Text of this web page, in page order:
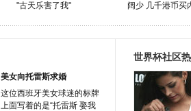
"古天乐害了我"
阔少 几千港币买
美女向托雷斯求婚
这位西班牙美女球迷的标牌
上面写着的是“托雷斯 娶我
世界杯社区